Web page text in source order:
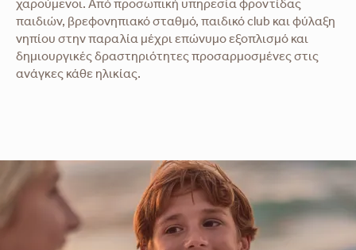
χαρούμενοι. Από προσωπική υπηρεσία φροντίδας
παιδιών, βρεφονηπιακό σταθμό, παιδικό club και φύλαξη
νηπίου στην παραλία μέχρι επώνυμο εξοπλισμό και
δημιουργικές δραστηριότητες προσαρμοσμένες στις
ανάγκες κάθε ηλικίας.